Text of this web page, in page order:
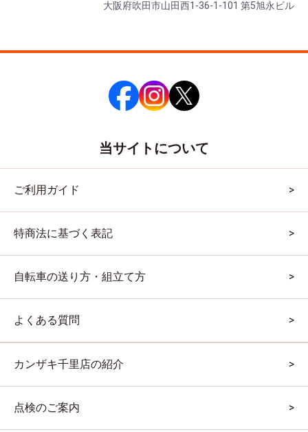
大阪府吹田市山田西1-36-1-101 第5旭永ビル
当サイトについて
ご利用ガイド
特商法に基づく表記
自転車の送り方・組立て方
よくある質問
カンザキ千里店の紹介
点検のご案内